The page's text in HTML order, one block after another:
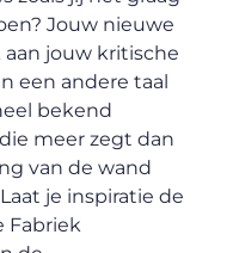
Jouw nieuwe
jouw kritische
een andere taal
bekend
meer zegt dan
van de wand
je inspiratie de
Fabriek